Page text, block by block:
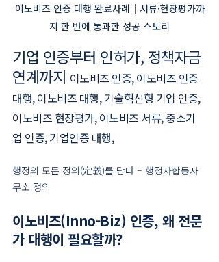
이노비즈 인증 대행 완료사례｜서류·현장평가까
지 한 번에 통과한 성공 스토리
기업 인증부터 인허가, 정책자금
연계까지 이노비즈 인증, 이노비즈 인증
대행, 이노비즈 대행, 기술혁신형 기업 인증,
이노비즈 현장평가, 이노비즈 서류, 중소기
업 인증, 기업인증 대행,
행정의 모든 정의(定義)를 담다 – 행정사합동사
무소 정의
이노비즈(Inno-Biz) 인증, 왜 전문
가 대행이 필요할까?